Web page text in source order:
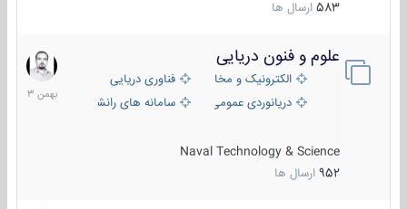
583 ارسال ها
علوم و فنون دریایی
الکترونیک و مخابرات دریاییفناوری دریایی
دریانوردی عمومی
سامانه های رانشی دریایی
Naval Technology & Science
952 ارسال ها
6
بهمن